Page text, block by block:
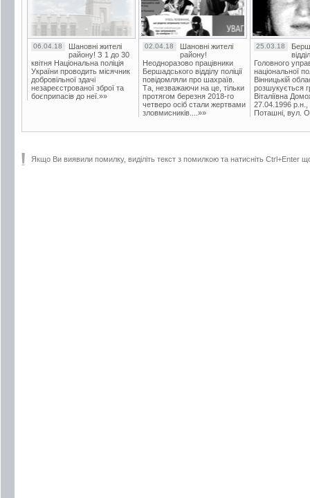
06.04.18
Шановні жителі
району! З 1 до 30
квітня Національна поліція
України проводить місячник
добровільної здачі
незареєстрованої зброї та
боєприпасів до неї.»»
02.04.18
Шановні жителі
району!
Неодноразово працівники
Бершадського відділу поліції
повідомляли про шахраїв.
Та, незважаючи на це, тільки
протягом березня 2018-го
четверо осіб стали жертвами
зловмисників....»»
25.03.18
Головного
національної
Вінницькій
розшукується
Віталіївна
27.04.1996 р.н.,
Поташні, вул.
Якщо Ви виявили помилку, виділіть текст з помилкою та натисніть Ctrl+Enter